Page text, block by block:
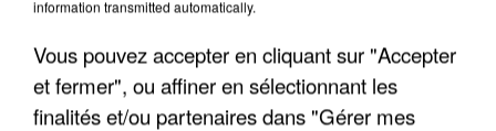
DE FAUNE SAUVAGE SONT...
information transmitted automatically.
Vous pouvez accepter en cliquant sur "Accepter
et fermer", ou affiner en sélectionnant les
finalités et/ou partenaires dans "Gérer mes